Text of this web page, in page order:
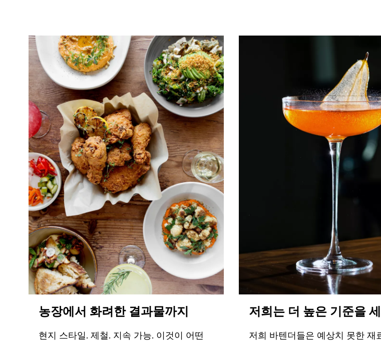
농장에서 화려한 결과물까지
현지 스타일. 제철. 지속 가능. 이것이 어떤
저희는 더 높은 기준을
저희 바텐더들은 예상치 못한 재